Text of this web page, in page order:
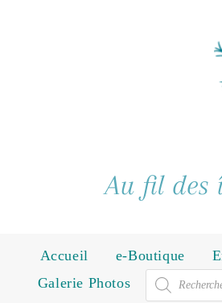
Au fil des
Accueil e-Boutique
Galerie Photos